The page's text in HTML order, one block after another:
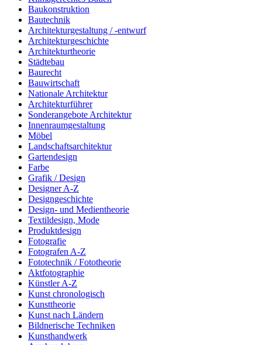
Baukonstruktion
Bautechnik
Architekturgestaltung / -entwurf
Architekturgeschichte
Architekturtheorie
Städtebau
Baurecht
Bauwirtschaft
Nationale Architektur
Architekturführer
Sonderangebote Architektur
Innenraumgestaltung
Möbel
Landschaftsarchitektur
Gartendesign
Farbe
Grafik / Design
Designer A-Z
Designgeschichte
Design- und Medientheorie
Textildesign, Mode
Produktdesign
Fotografie
Fotografen A-Z
Fototechnik / Fototheorie
Aktfotographie
Künstler A-Z
Kunst chronologisch
Kunsttheorie
Kunst nach Ländern
Bildnerische Techniken
Kunsthandwerk